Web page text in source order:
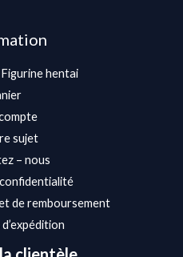
hentai
sujet
– nous
de remboursement